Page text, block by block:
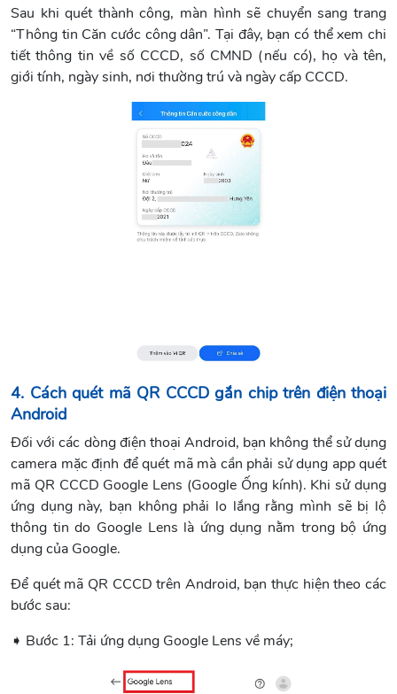
Sau khi quét thành công, màn hình sẽ chuyển sang trang
“Thông tin Căn cước công dân”. Tại đây, bạn có thể xem chi
tiết thông tin về số CCCD, số CMND (nếu có), họ và tên,
giới tính, ngày sinh, nơi thường trú và ngày cấp CCCD.
4. Cách quét mã QR CCCD gắn chip trên điện thoại
Android
Đối với các dòng điện thoại Android, bạn không thể sử dụng
camera mặc định để quét mã mà cần phải sử dụng app quét
mã QR CCCD Google Lens (Google Ống kính). Khi sử dụng
ứng dụng này, bạn không phải lo lắng rằng mình sẽ bị lộ
thông tin do Google Lens là ứng dụng nằm trong bộ ứng
dụng của Google.
Để quét mã QR CCCD trên Android, bạn thực hiện theo các
bước sau:
➧ Bước 1: Tải ứng dụng Google Lens về máy;